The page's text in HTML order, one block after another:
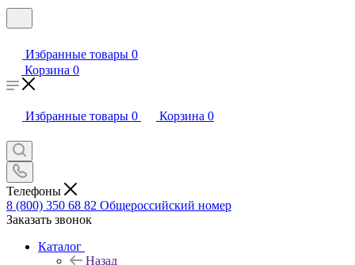
Избранные товары 0
Корзина 0
Избранные товары 0 Корзина 0
Телефоны
8 (800) 350 68 82 Общероссийский номер
Заказать звонок
Каталог
Назад